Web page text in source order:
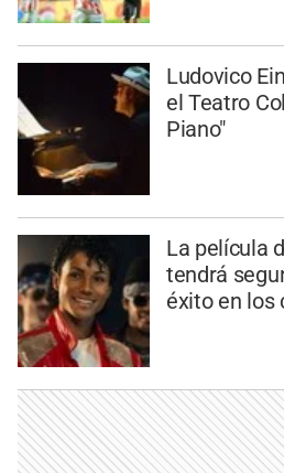
Ludovico
el Teatro
Piano"
La película
tendrá
éxito en los